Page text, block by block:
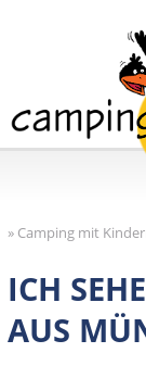
» Camping mit
ICH
AUS